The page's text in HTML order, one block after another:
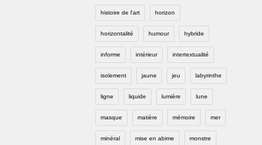
histoire de l'art horizon
horizontalité humour hybride
informe intérieur intertextualité
isolement jaune jeu labyrinthe
ligne liquide lumière lune
masque matière mémoire mer
minéral mise en abime monstre